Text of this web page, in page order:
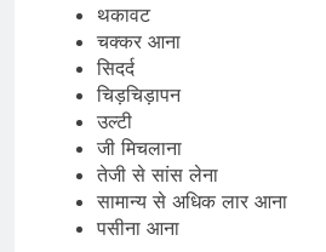
थकावट
चक्कर आना
सिदर्द
चिड़चिड़ापन
उल्टी
जी मिचलाना
तेजी से सांस लेना
सामान्य से अधिक लार आना
पसीना आना